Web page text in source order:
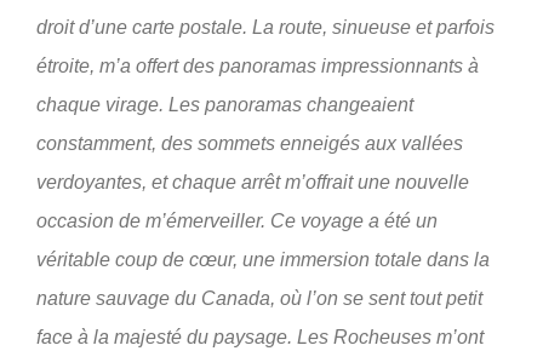
droit d’une carte postale. La route, sinueuse et parfois
étroite, m’a offert des panoramas impressionnants à
chaque virage. Les panoramas changeaient
constamment, des sommets enneigés aux vallées
verdoyantes, et chaque arrêt m’offrait une nouvelle
occasion de m’émerveiller. Ce voyage a été un
véritable coup de cœur, une immersion totale dans la
nature sauvage du Canada, où l’on se sent tout petit
face à la majesté du paysage. Les Rocheuses m’ont